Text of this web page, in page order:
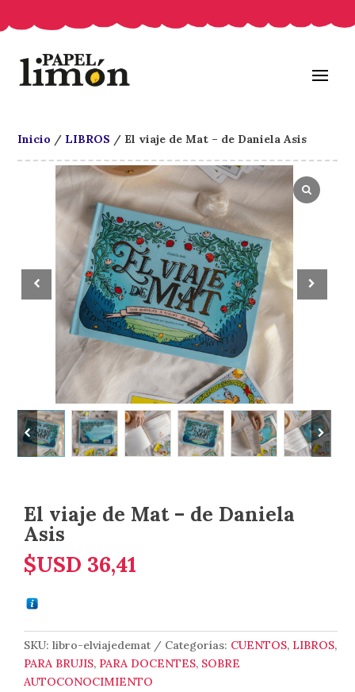
Inicio / LIBROS / El viaje de Mat – de Daniela Asis
El viaje de Mat – de Daniela
Asis
$USD 36,41
SKU:libro-elviajedemat Categorías: CUENTOS, LIBROS,
PARA BRUJIS, PARA DOCENTES, SOBRE
AUTOCONOCIMIENTO